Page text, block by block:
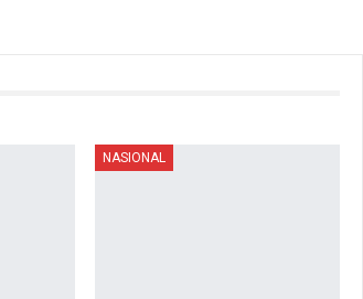
NASIONAL